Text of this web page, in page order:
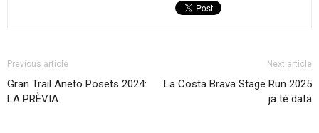
Previous article
Gran Trail Aneto Posets 2024:
LA PRÈVIA
Next article
La Costa Brava Stage Run 2025
ja té data